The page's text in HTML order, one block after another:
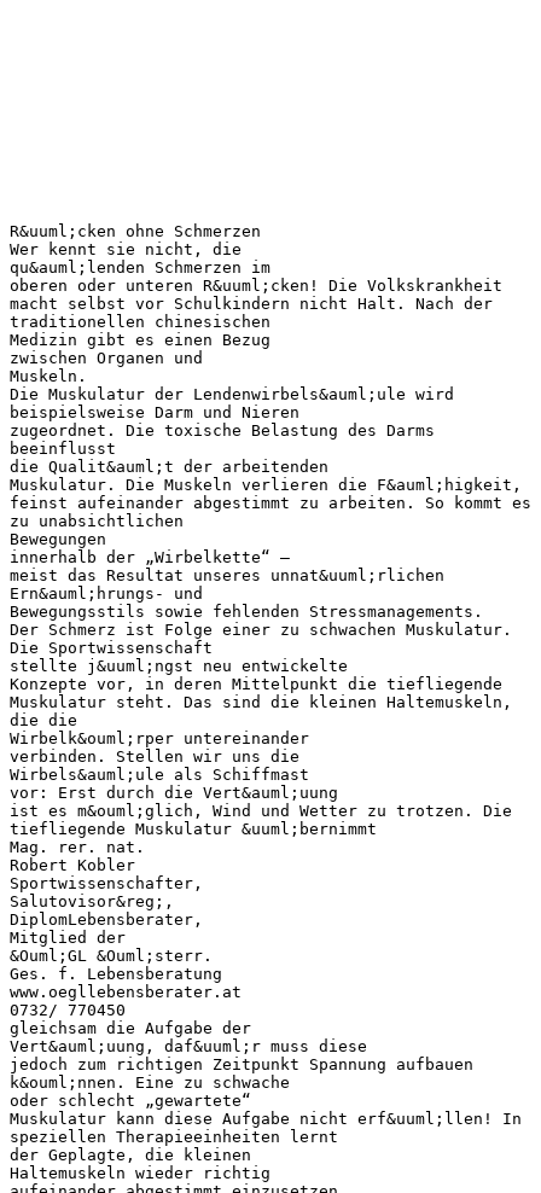
R&uuml;cken ohne Schmerzen
Wer kennt sie nicht, die
qu&auml;lenden Schmerzen im
oberen oder unteren R&uuml;cken! Die Volkskrankheit
macht selbst vor Schulkindern nicht Halt. Nach der
traditionellen chinesischen
Medizin gibt es einen Bezug
zwischen Organen und
Muskeln.
Die Muskulatur der Lendenwirbels&auml;ule wird
beispielsweise Darm und Nieren
zugeordnet. Die toxische Belastung des Darms
beeinflusst
die Qualit&auml;t der arbeitenden
Muskulatur. Die Muskeln verlieren die F&auml;higkeit,
feinst aufeinander abgestimmt zu arbeiten. So kommt es
zu unabsichtlichen
Bewegungen
innerhalb der „Wirbelkette“ –
meist das Resultat unseres unnat&uuml;rlichen
Ern&auml;hrungs- und
Bewegungsstils sowie fehlenden Stressmanagements.
Der Schmerz ist Folge einer zu schwachen Muskulatur.
Die Sportwissenschaft
stellte j&uuml;ngst neu entwickelte
Konzepte vor, in deren Mittelpunkt die tiefliegende
Muskulatur steht. Das sind die kleinen Haltemuskeln,
die die
Wirbelk&ouml;rper untereinander
verbinden. Stellen wir uns die
Wirbels&auml;ule als Schiffmast
vor: Erst durch die Vert&auml;uung
ist es m&ouml;glich, Wind und Wetter zu trotzen. Die
tiefliegende Muskulatur &uuml;bernimmt
Mag. rer. nat.
Robert Kobler
Sportwissenschafter,
Salutovisor&reg;,
DiplomLebensberater,
Mitglied der
&Ouml;GL &Ouml;sterr.
Ges. f. Lebensberatung
www.oegllebensberater.at
0732/ 770450
gleichsam die Aufgabe der
Vert&auml;uung, daf&uuml;r muss diese
jedoch zum richtigen Zeitpunkt Spannung aufbauen
k&ouml;nnen. Eine zu schwache
oder schlecht „gewartete“
Muskulatur kann diese Aufgabe nicht erf&uuml;llen! In
speziellen Therapieeinheiten lernt
der Geplagte, die kleinen
Haltemuskeln wieder richtig